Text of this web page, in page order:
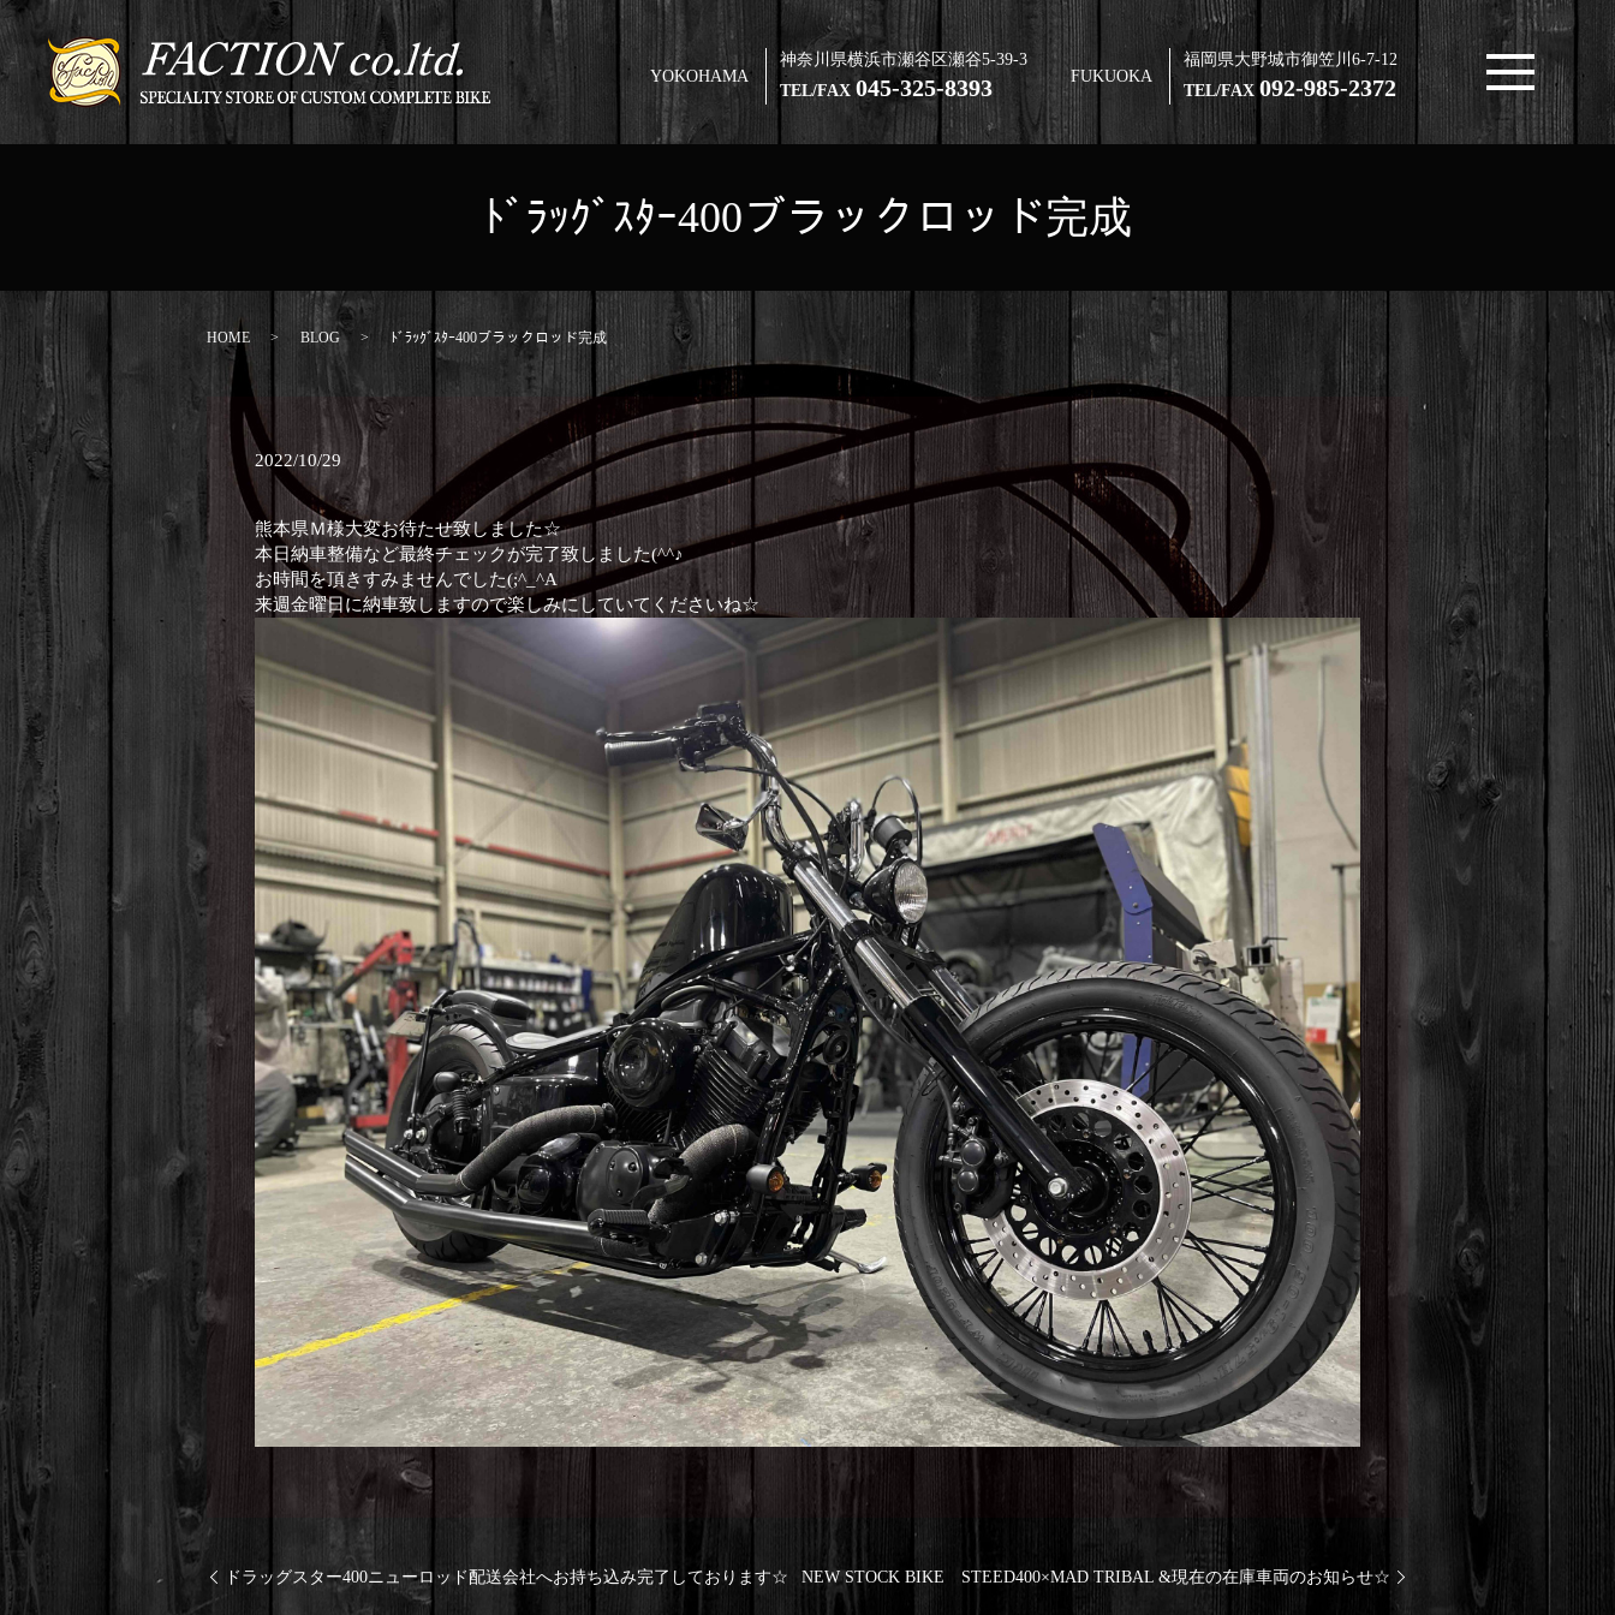
YOKOHAMA
神奈川県横浜市瀬谷区瀬谷5-39-3
TEL/FAX045-325-8393 FUKUOKA
福岡県大野城市御笠川6-7-12
TEL/FAX 092-985-2372
ﾄﾞﾗｯｸﾞｽﾀｰ400ブラックロッド完成
HOME BLOG ﾄﾞﾗｯｸﾞｽﾀｰ400ブラックロッド完成
2022/10/29
熊本県Ｍ様大変お待たせ致しました☆
本日納車整備など最終チェックが完了致しました(^^♪
お時間を頂きすみませんでした(;^_^A
来週金曜日に納車致しますので楽しみにしていてくださいね☆
ドラッグスター400ニューロッド配送会社へお持ち込み完了しております☆ NEW STOCK BIKE STEED400×MAD TRIBAL &現在の在庫車両のお知らせ☆